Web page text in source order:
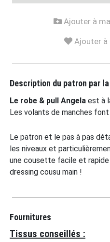
Ajouter à
Ajouter à
Description du patron par
Le robe & pull Angela est à
Les volants de manches font
Le patron et le pas à pas
les niveaux et
une cousette facile et rapide
dressing cousu main !
Fournitures
Tissus conseillés :